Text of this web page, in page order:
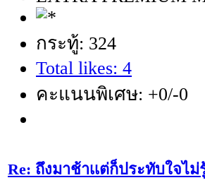
กระทู้: 324
Total likes: 4
คะแนนพิเศษ: +0/-0
Re: ถึงมาช้าเเต่ก็ประทับใจไม่